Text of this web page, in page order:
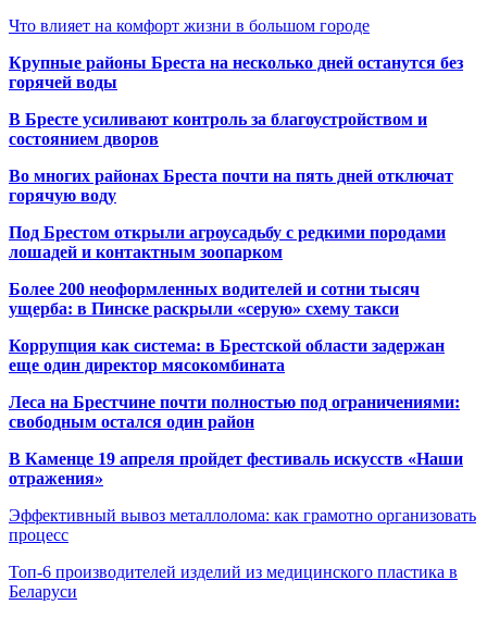
Что влияет на комфорт жизни в большом городе
Крупные районы Бреста на несколько дней останутся без
горячей воды
В Бресте усиливают контроль за благоустройством и
состоянием дворов
Во многих районах Бреста почти на пять дней отключат
горячую воду
Под Брестом открыли агроусадьбу с редкими породами
лошадей и контактным зоопарком
Более 200 неоформленных водителей и сотни тысяч
ущерба: в Пинске раскрыли «серую» схему такси
Коррупция как система: в Брестской области задержан
еще один директор мясокомбината
Леса на Брестчине почти полностью под ограничениями:
свободным остался один район
В Каменце 19 апреля пройдет фестиваль искусств «Наши
отражения»
Эффективный вывоз металлолома: как грамотно организовать
процесс
Топ-6 производителей изделий из медицинского пластика в
Беларуси